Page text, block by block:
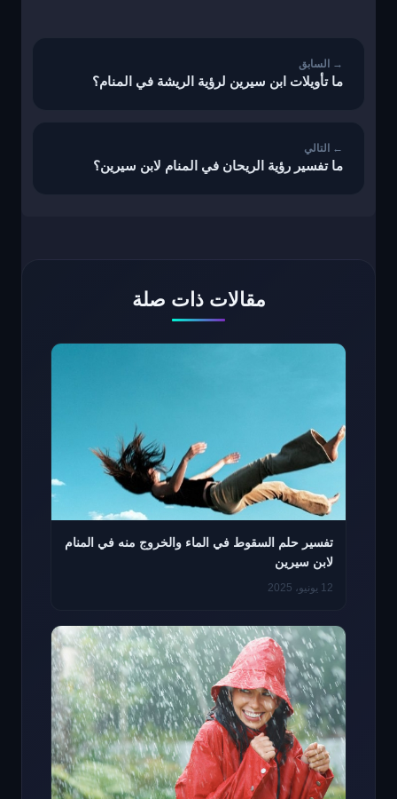
ما تأويلات ابن سيرين لرؤية الريشة في المنام؟
ما تفسير رؤية الريحان في المنام لابن سيرين؟
مقالات ذات صلة
تفسير حلم السقوط في الماء والخروج منه في المنام
لابن سيرين
12 يونيو، 2025